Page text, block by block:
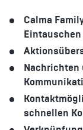
Calma
Nachrichten
schnellen